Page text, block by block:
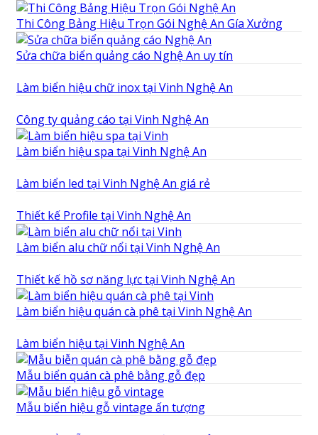
Thi Công Bảng Hiệu Trọn Gói Nghệ An Gía Xưởng
Sửa chữa biển quảng cáo Nghệ An uy tín
Làm biển hiệu chữ inox tại Vinh Nghệ An
Công ty quảng cáo tại Vinh Nghệ An
Làm biển hiệu spa tại Vinh Nghệ An
Làm biển led tại Vinh Nghệ An giá rẻ
Thiết kế Profile tại Vinh Nghệ An
Làm biển alu chữ nổi tại Vinh Nghệ An
Thiết kế hồ sơ năng lực tại Vinh Nghệ An
Làm biển hiệu quán cà phê tại Vinh Nghệ An
Làm biển hiệu tại Vinh Nghệ An
Mẫu biển quán cà phê bằng gỗ đẹp
Mẫu biển hiệu gỗ vintage ấn tượng